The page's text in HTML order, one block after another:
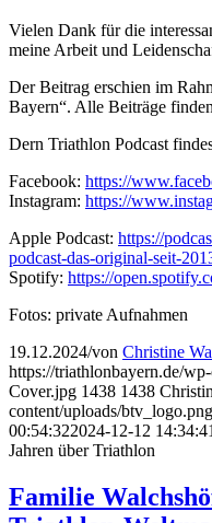
Vielen Dank für die
meine Arbeit und
Der Beitrag erschien im
Bayern“. Alle Beiträge
Dern Triathlon Podcast
Facebook: https://
Instagram: https://
Apple Podcast: https://
podcast-das-original-seit-
Spotify: https://
Fotos: private Aufnahmen
19.12.2024/von Christine
https://triathlonbayern.de/
Cover.jpg 1438 1438
content/uploads/btv_logo.png
00:54:322024-12-12 14:34:41
Jahren über Triathlon
Familie